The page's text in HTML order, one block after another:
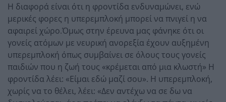
Η διαφορά είναι ότι η φροντίδα ενδυναμώνει, ενώ
μερικές φορες η υπερεμπλοκή μπορεί να πνιγεί η να
αφαιρεί χώρο.Όμως στην έρευνα μας φάνηκε ότι οι
γονείς ατόμων με νευρική ανορεξία έχουν αυξημένη
υπερεμπλοκή όπως συμβαίνει σε όλους τους γονείς
παιδιών που η ζωή τους «κρέμεται από μια κλωστή» Η
φροντίδα λέει: «Είμαι εδώ μαζί σου». Η υπερεμπλοκή,
χωρίς να το θέλει, λέει: «Δεν αντέχω να σε δω να